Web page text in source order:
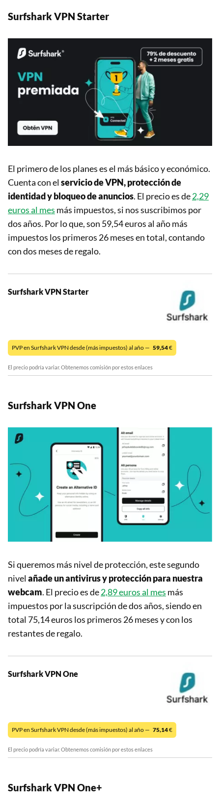
Surfshark VPN Starter
El primero de los planes es el más básico y económico.
Cuenta con el servicio de VPN, protección de
identidad y bloqueo de anuncios. El precio es de2,29
euros al mes más impuestos, si nos suscribimos por
dos años. Por lo que, son 59,54 euros al año más
impuestos los primeros 26 meses en total, contando
con dos meses de regalo.
Surfshark VPN Starter
PVP en Surfshark VPN desde (más impuestos) al año — 59,54€
El precio podría variar. Obtenemos comisión por estos enlaces
Surfshark VPN One
Si queremos más nivel de protección, este segundo
nivel añade un antivirus y protección para nuestra
webcam. El precio es de2,89 euros al mes más
impuestos por la suscripción de dos años, siendo en
total 75,14 euros los primeros 26 meses y con los
restantes de regalo.
Surfshark VPN One
PVP en Surfshark VPN desde (más impuestos) al año — 75,14€
El precio podría variar. Obtenemos comisión por estos enlaces
Surfshark VPN One+